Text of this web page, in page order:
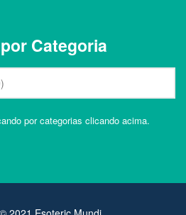
Categoria
por categorias clicando acima.